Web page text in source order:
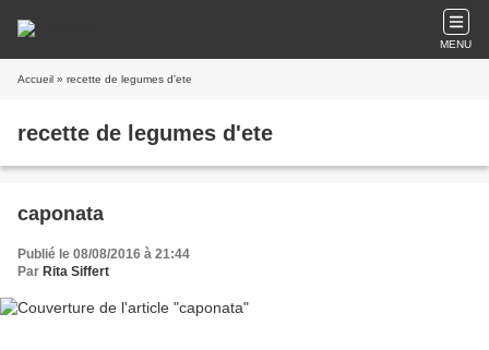
MENU
Accueil » recette de legumes d'ete
recette de legumes d'ete
caponata
Publié le 08/08/2016 à 21:44
Par Rita Siffert